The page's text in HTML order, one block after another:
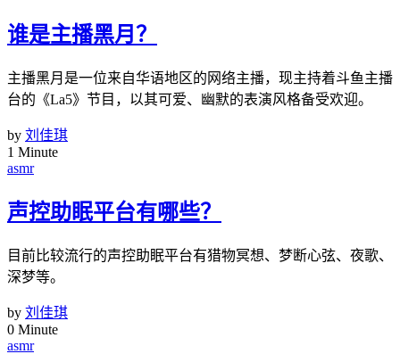
谁是主播黑月？
主播黑月是一位来自华语地区的网络主播，现主持着斗鱼主播
台的《La5》节目，以其可爱、幽默的表演风格备受欢迎。
by 刘佳琪
1 Minute
asmr
声控助眠平台有哪些？
目前比较流行的声控助眠平台有猎物冥想、梦断心弦、夜歌、
深梦等。
by 刘佳琪
0 Minute
asmr